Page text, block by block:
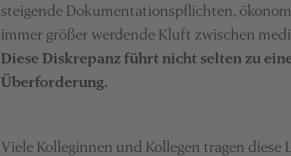
steigende Dokumentationspflichten,
immer größer werdende Kluft zwischen
Diese Diskrepanz führt nicht selten zu
Überforderung.
Viele Kolleginnen und Kollegen tragen diese